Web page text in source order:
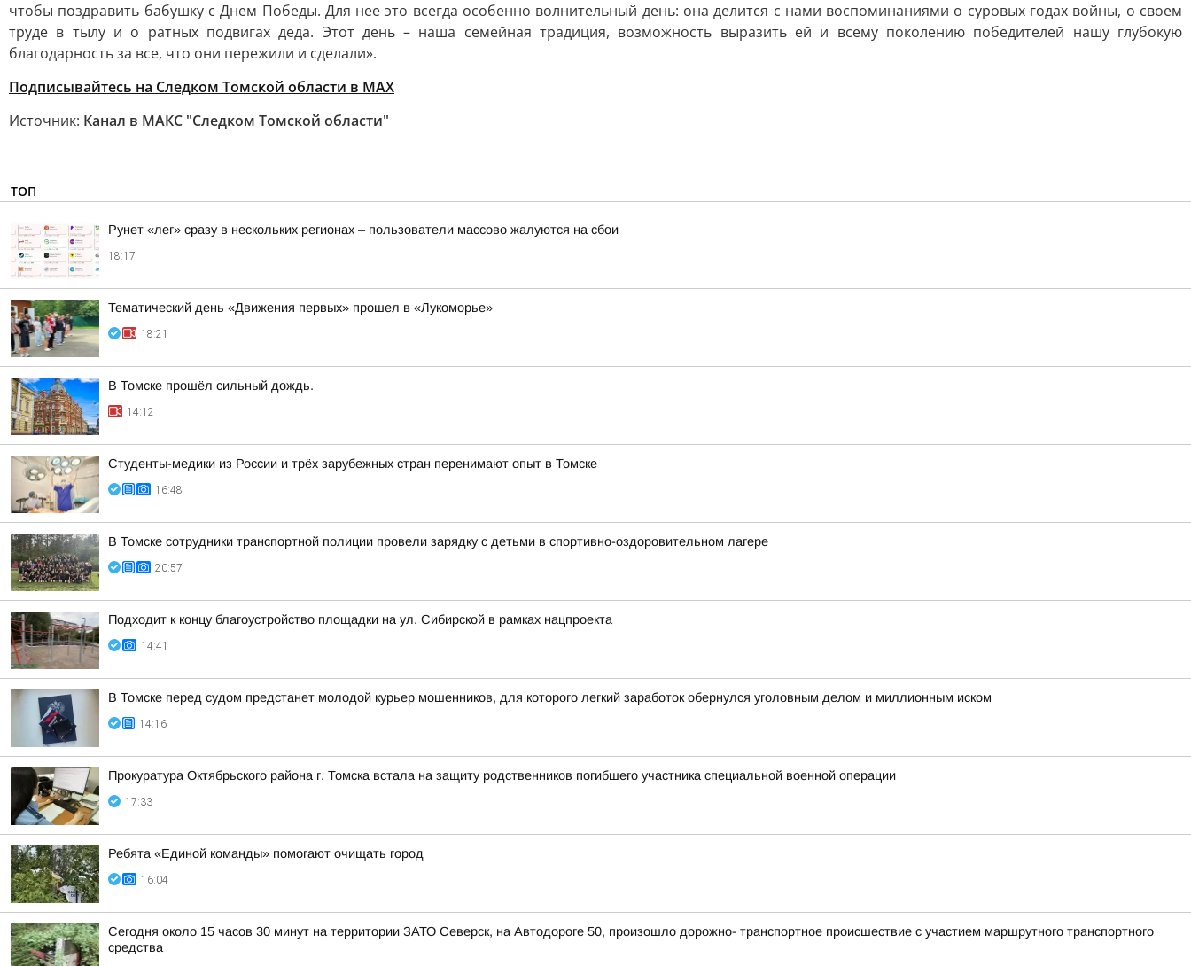
чтобы поздравить бабушку с Днем Победы. Для нее это всегда особенно волнительный день: она делится с нами воспоминаниями о суровых годах войны, о своем
труде в тылу и о ратных подвигах деда. Этот день – наша семейная традиция, возможность выразить ей и всему поколению победителей нашу глубокую
благодарность за все, что они пережили и сделали».
Подписывайтесь на Следком Томской области в МАХ
Источник: Канал в МАКС "Следком Томской области"
ТОП
Рунет «лег» сразу в нескольких регионах – пользователи массово жалуются на сбои
18:17
Тематический день «Движения первых» прошел в «Лукоморье»
18:21
В Томске прошёл сильный дождь.
14:12
Студенты-медики из России и трёх зарубежных стран перенимают опыт в Томске
16:48
В Томске сотрудники транспортной полиции провели зарядку с детьми в спортивно-оздоровительном лагере
20:57
Подходит к концу благоустройство площадки на ул. Сибирской в рамках нацпроекта
14:41
В Томске перед судом предстанет молодой курьер мошенников, для которого легкий заработок обернулся уголовным делом и миллионным иском
14:16
Прокуратура Октябрьского района г. Томска встала на защиту родственников погибшего участника специальной военной операции
17:33
Ребята «Единой команды» помогают очищать город
16:04
Сегодня около 15 часов 30 минут на территории ЗАТО Северск, на Автодороге 50, произошло дорожно- транспортное происшествие с участием маршрутного транспортного
средства